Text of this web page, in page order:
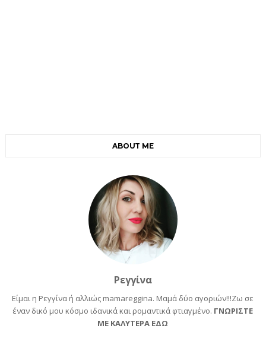
ABOUT ME
Ρεγγίνα
Είμαι η Ρεγγίνα ή αλλιώς mamareggina. Μαμά δύο αγοριών!!!Ζω σε
έναν δικό μου κόσμο ιδανικά και ρομαντικά φτιαγμένο. ΓΝΩΡΙΣΤΕ
ΜΕ ΚΑΛΥΤΕΡΑ ΕΔΩ